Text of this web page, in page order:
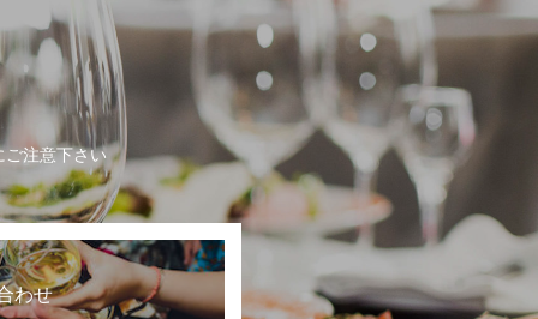
ご注意下さい
わせ